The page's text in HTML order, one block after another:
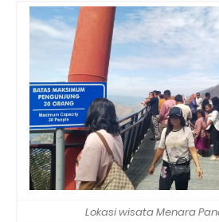
Lokasi wisata Menara